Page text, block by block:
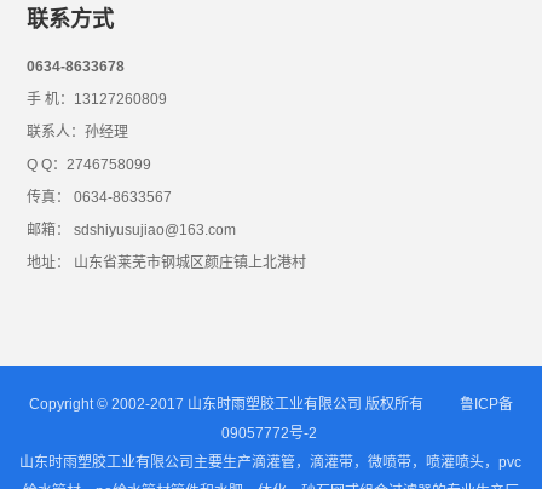
联系方式
0634-8633678
手 机：13127260809
联系人：孙经理
Q Q：2746758099
传真： 0634-8633567
邮箱： sdshiyusujiao@163.com
地址： 山东省莱芜市钢城区颜庄镇上北港村
Copyright © 2002-2017 山东时雨塑胶工业有限公司 版权所有
鲁ICP备
09057772号-2
山东时雨塑胶工业有限公司主要生产滴灌管，滴灌带，微喷带，喷灌喷头，pvc